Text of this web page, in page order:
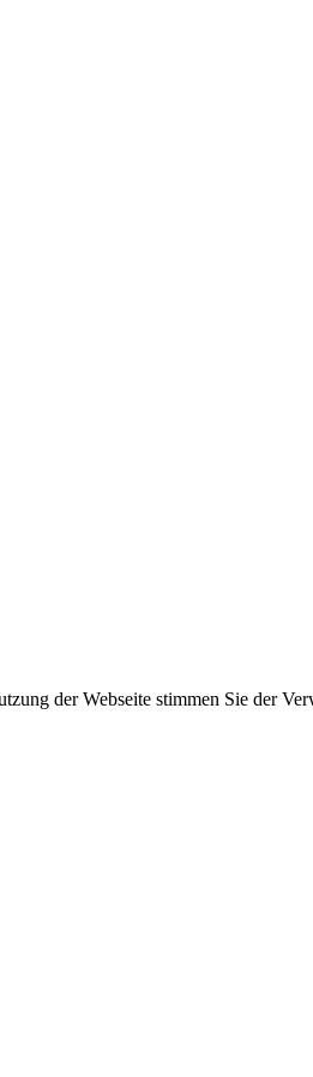
der Webseite stimmen Sie der